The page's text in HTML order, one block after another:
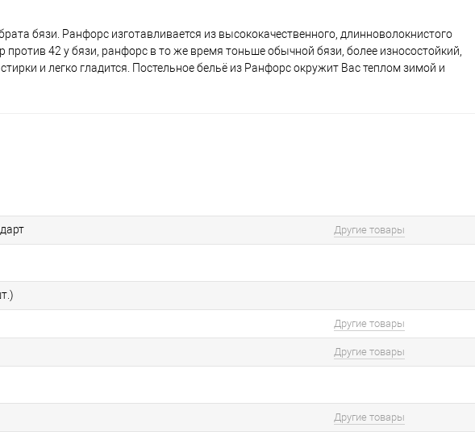
бязи. Ранфорс изготавливается из высококачественного, длинноволокнистого
против 42 у бязи, ранфорс в то же время тоньше обычной бязи, более износостойкий,
и легко гладится. Постельное бельё из Ранфорс окружит Вас теплом зимой и
Другие товары
Другие товары
Другие товары
Другие товары